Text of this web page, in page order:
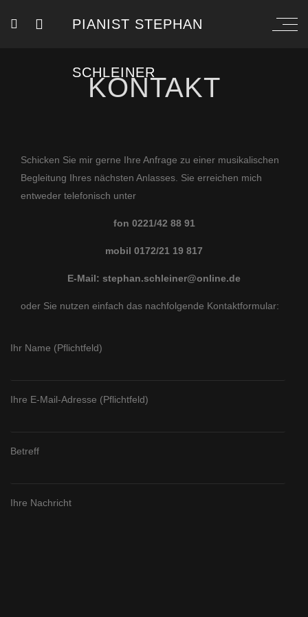
PIANIST STEPHAN
SCHLEINER
KONTAKT
Schicken Sie mir gerne Ihre Anfrage zu einer musikalischen
Begleitung Ihres nächsten Anlasses. Sie erreichen mich
entweder telefonisch unter
fon 0221/42 88 91
mobil 0172/21 19 817
E-Mail: stephan.schleiner@online.de
oder Sie nutzen einfach das nachfolgende Kontaktformular:
Ihr Name (Pflichtfeld)
Ihre E-Mail-Adresse (Pflichtfeld)
Betreff
Ihre Nachricht